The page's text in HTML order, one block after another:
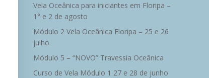
Vela Oceânica para iniciantes em Floripa –
1° e 2 de agosto
Módulo 2 Vela Oceânica Floripa – 25 e 26
julho
Módulo 5 – “NOVO” Travessia Oceânica
Curso de Vela Módulo 1 27 e 28 de junho